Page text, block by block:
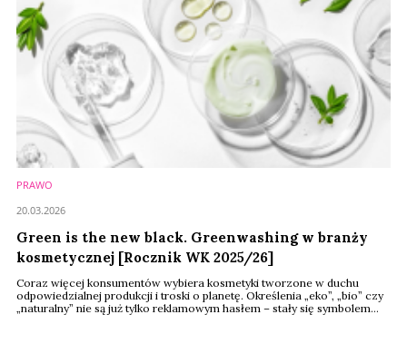
PRAWO
Green is the new black. Greenwashing w branży
kosmetycznej [Rocznik WK 2025/26]
Coraz więcej konsumentów wybiera kosmetyki tworzone w duchu
odpowiedzialnej produkcji i troski o planetę. Określenia „eko”, „bio” czy
„naturalny” nie są już tylko reklamowym hasłem – stały się symbolem
20.03.2026